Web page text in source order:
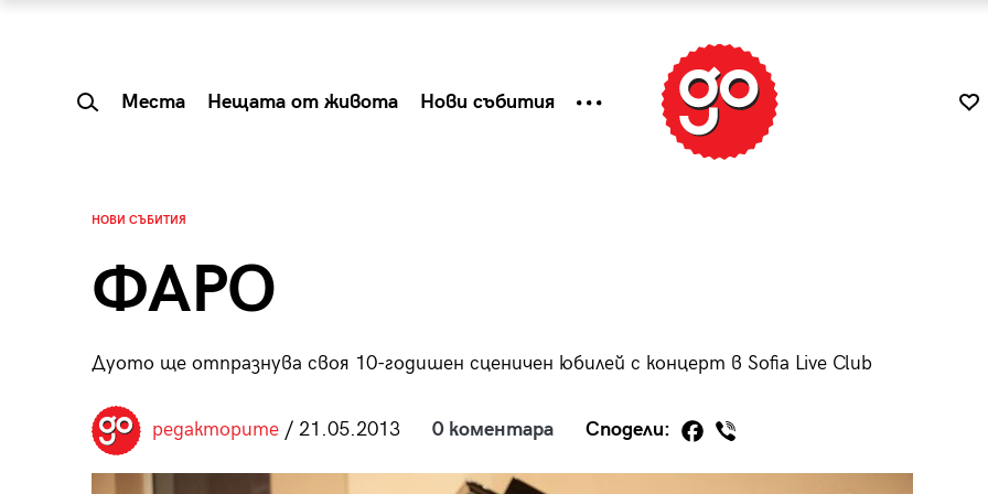
Места Нещата от живота Нови събития
НОВИ СЪБИТИЯ
ФАРО
Дуото ще отпразнува своя 10-годишен сценичен юбилей с концерт в Sofia Live Club
редакторите/ 21.05.2013 0 коментара Сподели: